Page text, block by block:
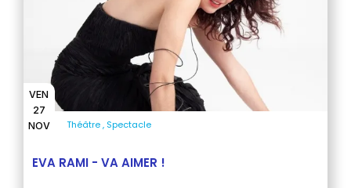
VEN
27
NOV
Théâtre Spectacle
EVA RAMI - VA AIMER !